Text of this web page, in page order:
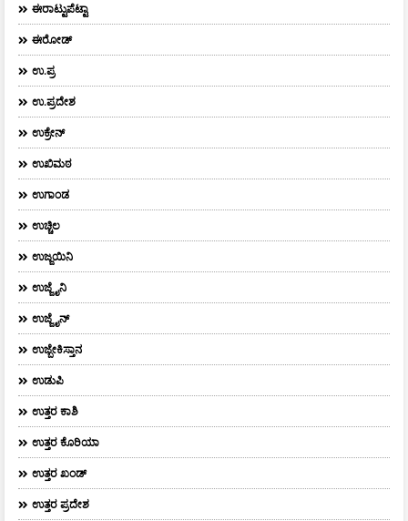
ಈರಾಟ್ಟುಪೆಟ್ಟಾ
ಈರೋಡ್
ಉ.ಪ್ರ
ಉ.ಪ್ರದೇಶ
ಉಕ್ರೇನ್
ಉಖಿಮಠ
ಉಗಾಂಡ
ಉಚ್ಚಿಲ
ಉಜ್ಜಯಿನಿ
ಉಜ್ಜೈನಿ
ಉಜ್ಜೈನ್
ಉಜ್ಬೇಕಿಸ್ತಾನ
ಉಡುಪಿ
ಉತ್ತರ ಕಾಶಿ
ಉತ್ತರ ಕೊರಿಯಾ
ಉತ್ತರ ಖಂಡ್
ಉತ್ತರ ಪ್ರದೇಶ